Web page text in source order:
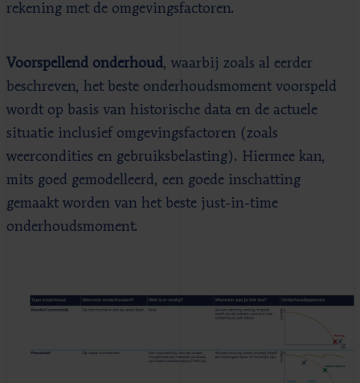
rekening met de omgevingsfactoren.
Voorspellend onderhoud, waarbij zoals al eerder
beschreven, het beste onderhoudsmoment voorspeld
wordt op basis van historische data en de actuele
situatie inclusief omgevingsfactoren (zoals
weercondities en gebruiksbelasting). Hiermee kan,
mits goed gemodelleerd, een goede inschatting
gemaakt worden van het beste just-in-time
onderhoudsmoment.